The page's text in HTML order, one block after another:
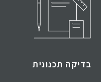
בדיקה תכנונית